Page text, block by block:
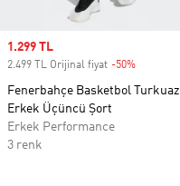
Sale price
1.299 TL
2.499 TL Orijinal fiyat -50%
Fenerbahçe Basketbol Turkuaz
Erkek Üçüncü Şort
Erkek Performance
3 renk